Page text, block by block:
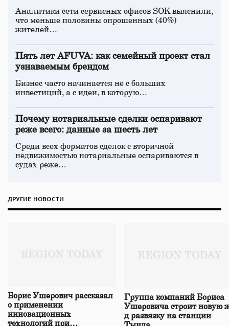
Аналитики сети сервисных офисов SOK выяснили,
что меньше половины опрошенных (40%)
жителей…
Пять лет AFUVA: как семейный проект стал
узнаваемым брендом
Бизнес часто начинается не с больших
инвестиций, а с идеи, в которую…
Почему нотариальные сделки оспаривают
реже всего: данные за шесть лет
Среди всех форматов сделок с вторичной
недвижимостью нотариальные оспариваются в
судах реже…
ДРУГИЕ НОВОСТИ
Борис Ушерович рассказал
о применении
инновационных
технологий при
Группа компаний Бориса
Ушеровича строит новую
д развязку на станции